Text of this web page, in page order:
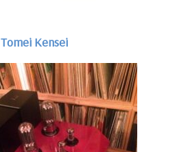
Tomei Kensei